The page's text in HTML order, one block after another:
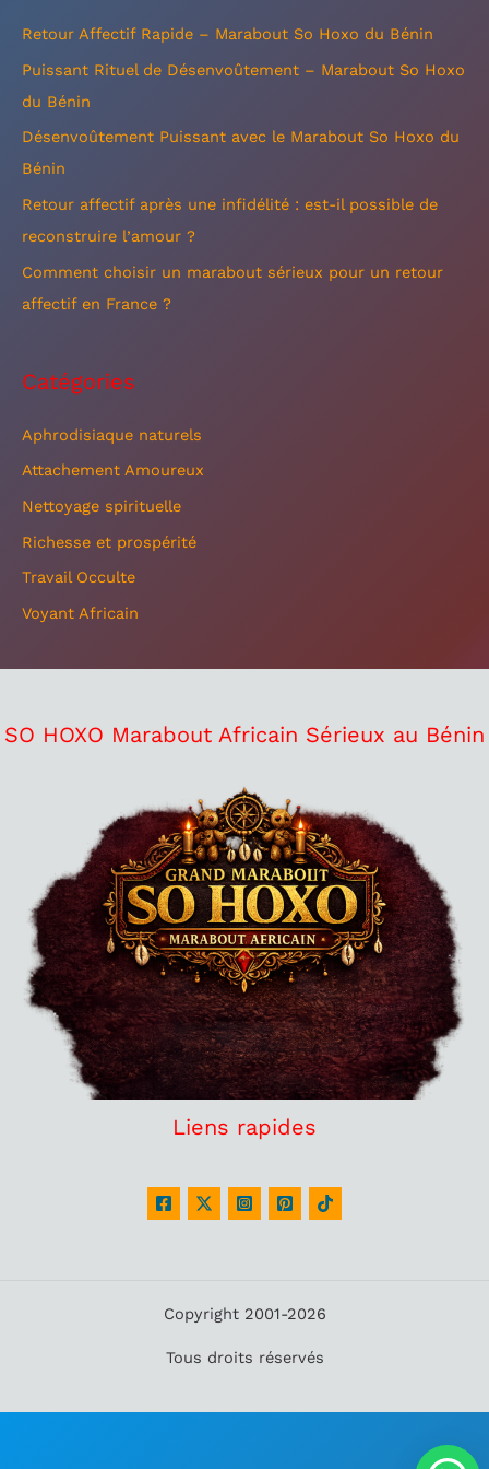
e
:
Retour Affectif Rapide – Marabout So Hoxo du Bénin
Puissant Rituel de Désenvoûtement – Marabout So Hoxo
du Bénin
Désenvoûtement Puissant avec le Marabout So Hoxo du
Bénin
Retour affectif après une infidélité : est-il possible de
reconstruire l’amour ?
Comment choisir un marabout sérieux pour un retour
affectif en France ?
Catégories
Aphrodisiaque naturels
Attachement Amoureux
Nettoyage spirituelle
Richesse et prospérité
Travail Occulte
Voyant Africain
SO HOXO Marabout Africain Sérieux au Bénin
Liens rapides
Copyright 2001-2026
Tous droits réservés